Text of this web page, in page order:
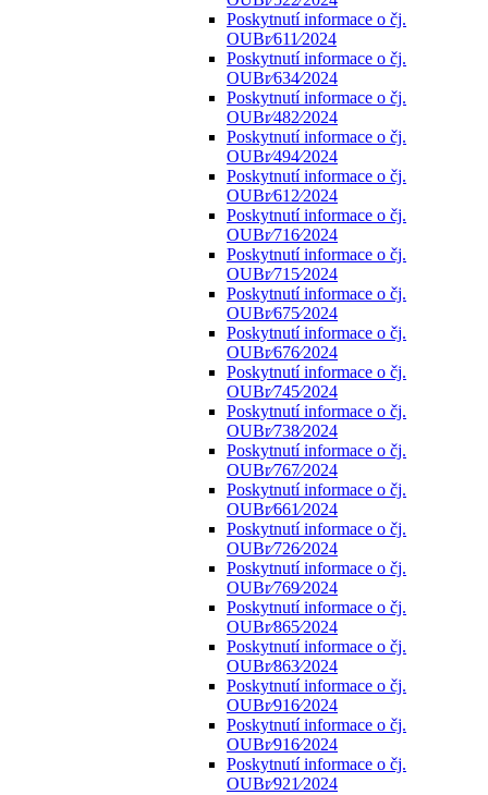
Poskytnutí informace o čj.
OUBr⁄611⁄2024
Poskytnutí informace o čj.
OUBr⁄634⁄2024
Poskytnutí informace o čj.
OUBr⁄482⁄2024
Poskytnutí informace o čj.
OUBr⁄494⁄2024
Poskytnutí informace o čj.
OUBr⁄612⁄2024
Poskytnutí informace o čj.
OUBr⁄716⁄2024
Poskytnutí informace o čj.
OUBr⁄715⁄2024
Poskytnutí informace o čj.
OUBr⁄675⁄2024
Poskytnutí informace o čj.
OUBr⁄676⁄2024
Poskytnutí informace o čj.
OUBr⁄745⁄2024
Poskytnutí informace o čj.
OUBr⁄738⁄2024
Poskytnutí informace o čj.
OUBr⁄767⁄2024
Poskytnutí informace o čj.
OUBr⁄661⁄2024
Poskytnutí informace o čj.
OUBr⁄726⁄2024
Poskytnutí informace o čj.
OUBr⁄769⁄2024
Poskytnutí informace o čj.
OUBr⁄865⁄2024
Poskytnutí informace o čj.
OUBr⁄863⁄2024
Poskytnutí informace o čj.
OUBr⁄916⁄2024
Poskytnutí informace o čj.
OUBr⁄916⁄2024
Poskytnutí informace o čj.
OUBr⁄921⁄2024